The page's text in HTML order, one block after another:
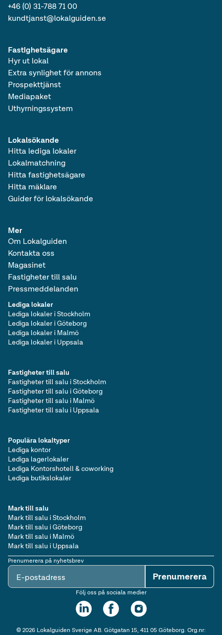
+46 (0) 31-788 71 00
kundtjanst@lokalguiden.se
Lokalsökande
Hitta lediga lokaler
Lokalmatchning
Hitta fastighetsägare
Hitta mäklare
Guider för lokalsökande
Fastighetsägare
Hyr ut lokal
Extra synlighet för annons
Prospekttjänst
Mediapaket
Uthyrningssystem
Mer
Om Lokalguiden
Kontakta oss
Magasinet
Fastigheter till salu
Pressmeddelanden
Lediga lokaler
Lediga lokaler i Stockholm
Lediga lokaler i Göteborg
Lediga lokaler i Malmö
Lediga lokaler i Uppsala
Populära lokaltyper
Lediga kontor
Lediga lagerlokaler
Lediga Kontorshotell & coworking
Lediga butikslokaler
Fastigheter till salu
Fastigheter till salu i Stockholm
Fastigheter till salu i Göteborg
Fastigheter till salu i Malmö
Fastigheter till salu i Uppsala
Mark till salu
Mark till salu i Stockholm
Mark till salu i Göteborg
Mark till salu i Malmö
Mark till salu i Uppsala
Prenumerera på nyhetsbrev
E-postadress Prenumerera
Följ oss på sociala medier
©2026Lokalguiden Sverige AB. Götgatan 15, 411 05 Göteborg. Org.nr: